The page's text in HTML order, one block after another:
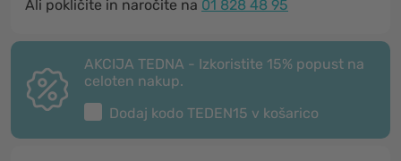
Ali pokličite in naročite na 01 828 48 95
AKCIJA TEDNA - Izkoristite 15% popust na
celoten nakup.
Dodaj kodo TEDEN15 v košarico